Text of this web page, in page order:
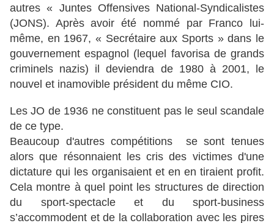
autres « Juntes Offensives National-Syndicalistes
(JONS). Après avoir été nommé par Franco lui-
même, en 1967, « Secrétaire aux Sports » dans le
gouvernement espagnol (lequel favorisa de grands
criminels nazis) il deviendra de 1980 à 2001, le
nouvel et inamovible président du même CIO.
Les JO de 1936 ne constituent pas le seul scandale
de ce type.
Beaucoup d'autres compétitions se sont tenues
alors que résonnaient les cris des victimes d'une
dictature qui les organisaient et en en tiraient profit.
Cela montre à quel point les structures de direction
du sport-spectacle et du sport-business
s’accommodent et de la collaboration avec les pires